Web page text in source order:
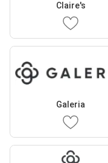
Claire's
Galeria